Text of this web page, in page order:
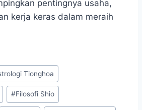
pentingnya usaha,
kerja keras dalam meraih
Tionghoa
#Filosofi Shio